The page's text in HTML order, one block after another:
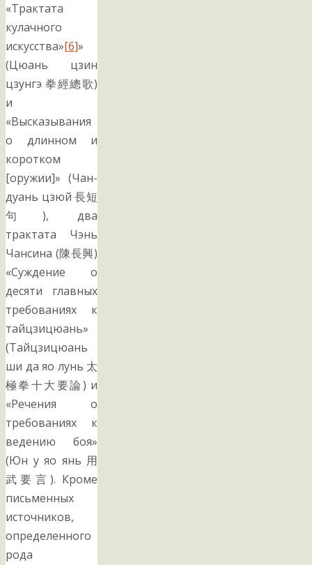
«Трактата
кулачного
искусства»[6]»
(Цюань цзин
цзунгэ 拳經總歌)
и
«Высказывания
о длинном и
коротком
[оружии]» (Чан-
дуань цзюй 長短
句), два
трактата Чэнь
Чансина (陳長興)
«Суждение о
десяти главных
требованиях к
тайцзицюань»
(Тайцзицюань
ши да яо лунь 太
極拳十大要論) и
«Речения о
требованиях к
ведению боя»
(Юн у яо янь 用
武要言). Кроме
письменных
источников,
определенного
рода